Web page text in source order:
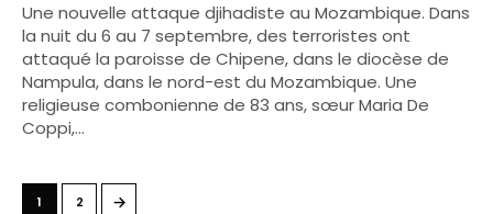
Une nouvelle attaque djihadiste au Mozambique. Dans
la nuit du 6 au 7 septembre, des terroristes ont
attaqué la paroisse de Chipene, dans le diocèse de
Nampula, dans le nord-est du Mozambique. Une
religieuse combonienne de 83 ans, sœur Maria De
Coppi,…
1 2 →